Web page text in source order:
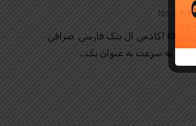
No
دانلود اپلیکیشن صرافی ال بانک LBank برای اندروید و iOS آکادمی ال بنک فارسی. صرافی